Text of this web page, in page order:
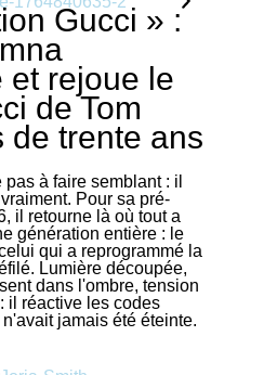
Gucci » :
et rejoue le
de Tom
de trente ans
à faire semblant : il
Pour sa pré-
il retourne là où tout a
génération entière : le
qui a reprogrammé la
Lumière découpée,
dans l'ombre, tension
il réactive les codes
jamais été éteinte.